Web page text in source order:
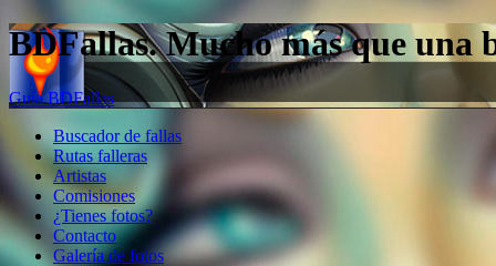
BDFallas. Mucho más que una
Guía BDFallas
Buscador de fallas
Rutas falleras
Artistas
Comisiones
¿Tienes fotos?
Contacto
Galería de fotos